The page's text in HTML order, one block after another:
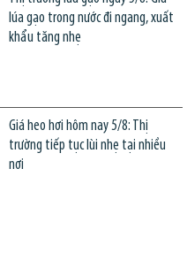
lúa gạo trong nước đi ngang, xuất
khẩu tăng nhẹ
Giá heo hơi hôm nay 5/8: Thị
trường tiếp tục lùi nhẹ tại nhiều
nơi